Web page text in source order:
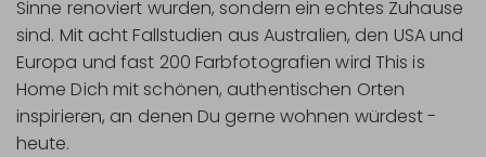
Sinne renoviert wurden, sondern ein echtes Zuhause
sind. Mit acht Fallstudien aus Australien, den USA und
Europa und fast 200 Farbfotografien wird This is
Home Dich mit schönen, authentischen Orten
inspirieren, an denen Du gerne wohnen würdest -
heute.